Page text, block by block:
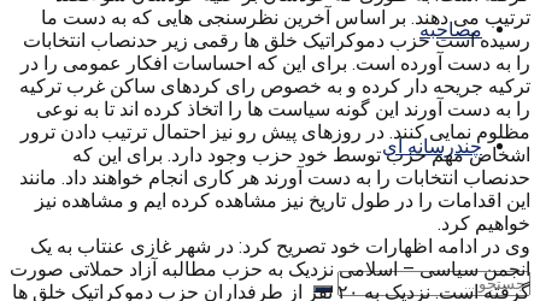
مصاحبه
چندرسانه ای
ترتیب می دهند. بر اساس آخرین نظرسنجی هایی که به دست ما
رسیده است حزب دموکراتیک خلق ها رقمی زیر حدنصاب انتخابات
را به دست آورده است. برای این که احساسات افکار عمومی را در
ترکیه جریحه دار کرده و به خصوص رای کردهای ساکن غرب ترکیه
را به دست آورند این گونه سیاست ها را اتخاذ کرده اند تا به نوعی
مظلوم نمایی کنند. در روزهای پیش رو نیز احتمال ترتیب دادن ترور
اشخاص مهم حزب توسط خود حزب وجود دارد. برای این که
حدنصاب انتخابات را به دست آورند هر کاری انجام خواهند داد. مانند
این اقدامات را در طول تاریخ نیز مشاهده کرده ایم و مشاهده نیز
خواهیم کرد.
وی در ادامه اظهارات خود تصریح کرد: در شهر غازی عنتاب به یک
انجمن سیاسی – اسلامی نزدیک به حزب مطالبه آزاد حملاتی صورت
گرفته است. نزدیک به ۲۰ نفر از طرفداران حزب دموکراتیک خلق ها